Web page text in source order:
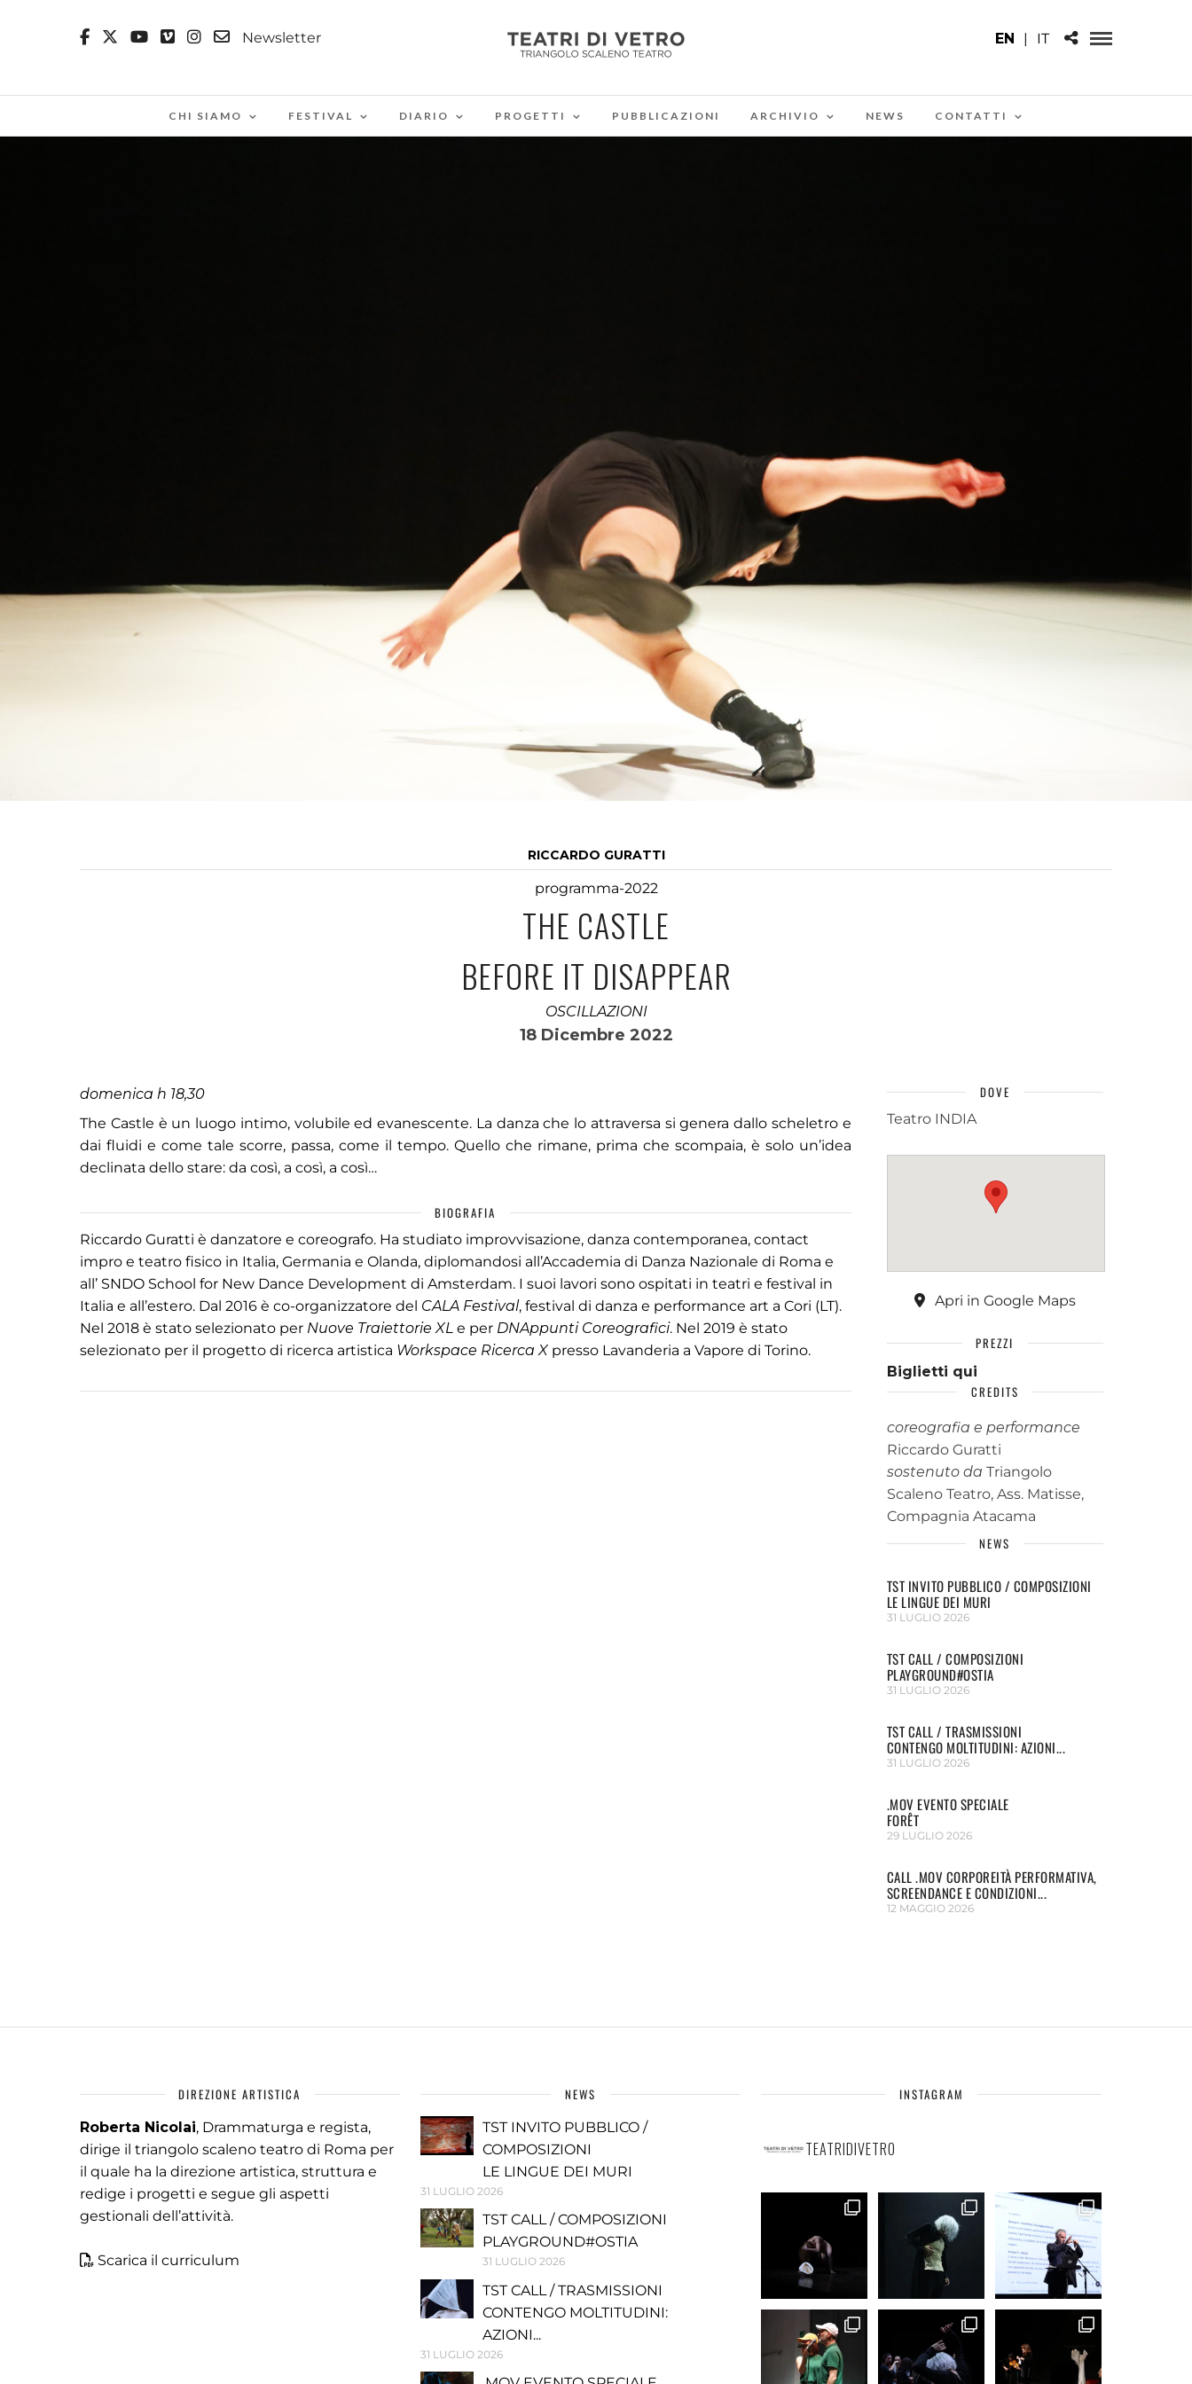
Newsletter EN | IT
CHI SIAMO FESTIVAL DIARIO PROGETTI PUBBLICAZIONI ARCHIVIO NEWS CONTATTI
RICCARDO GURATTI
programma-2022
THE CASTLE
BEFORE IT DISAPPEAR
OSCILLAZIONI
18 Dicembre 2022
domenica h 18,30
The Castle è un luogo intimo, volubile ed evanescente. La danza che lo attraversa si genera dallo scheletro e
dai fluidi e come tale scorre, passa, come il tempo. Quello che rimane, prima che scompaia, è solo un’idea
declinata dello stare: da così, a così, a così…
BIOGRAFIA
Riccardo Guratti è danzatore e coreografo. Ha studiato improvvisazione, danza contemporanea, contact
impro e teatro fisico in Italia, Germania e Olanda, diplomandosi all’Accademia di Danza Nazionale di Roma e
all’ SNDO School for New Dance Development di Amsterdam. I suoi lavori sono ospitati in teatri e festival in
Italia e all’estero. Dal 2016 è co-organizzatore del CALA Festival, festival di danza e performance art a Cori (LT).
Nel 2018 è stato selezionato per Nuove Traiettorie XL e per DNAppunti Coreografici. Nel 2019 è stato
selezionato per il progetto di ricerca artistica Workspace Ricerca X presso Lavanderia a Vapore di Torino.
DOVE
Teatro INDIA
Apri in Google Maps
PREZZI
Biglietti qui
CREDITS
coreografia e performance
Riccardo Guratti
sostenuto da Triangolo
Scaleno Teatro, Ass. Matisse,
Compagnia Atacama
NEWS
TST INVITO PUBBLICO / COMPOSIZIONI
LE LINGUE DEI MURI
31 LUGLIO 2026
TST CALL / COMPOSIZIONI
PLAYGROUND#OSTIA
31 LUGLIO 2026
TST CALL / TRASMISSIONI
CONTENGO MOLTITUDINI: AZIONI...
31 LUGLIO 2026
.MOV EVENTO SPECIALE
FORÊT
29 LUGLIO 2026
CALL .MOV CORPOREITÀ PERFORMATIVA,
SCREENDANCE E CONDIZIONI...
12 MAGGIO 2026
DIREZIONE ARTISTICA
Roberta Nicolai, Drammaturga e regista,
dirige il triangolo scaleno teatro di Roma per
il quale ha la direzione artistica, struttura e
redige i progetti e segue gli aspetti
gestionali dell’attività.
Scarica il curriculum
NEWS
TST INVITO PUBBLICO /
COMPOSIZIONI
LE LINGUE DEI MURI
31 LUGLIO 2026
TST CALL / COMPOSIZIONI
PLAYGROUND#OSTIA
31 LUGLIO 2026
TST CALL / TRASMISSIONI
CONTENGO MOLTITUDINI:
AZIONI...
31 LUGLIO 2026
INSTAGRAM
TEATRIDIVETRO